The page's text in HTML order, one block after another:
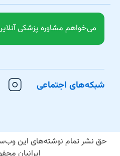
می‌خواهم مشاوره پزشکی
شبکه‌های اجتماعی
حق نشر تمام نوشته‌های این